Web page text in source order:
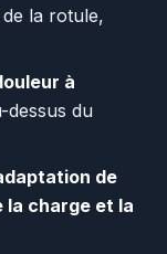
la rotule,
à
dessus du
de
la charge et la